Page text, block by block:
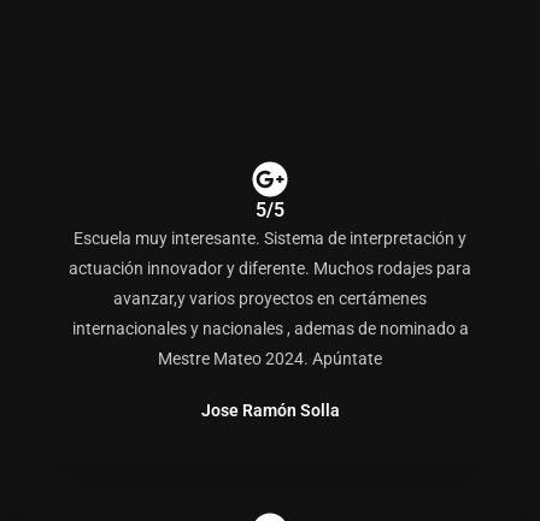
5/5
Escuela muy interesante. Sistema de interpretación y
actuación innovador y diferente. Muchos rodajes para
avanzar,y varios proyectos en certámenes
internacionales y nacionales , ademas de nominado a
Mestre Mateo 2024. Apúntate
Jose Ramón Solla